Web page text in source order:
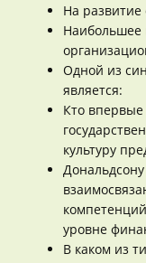
На развитие
Наибольшее
Одной из
является:
Кто
культуру
уровне
В каком из